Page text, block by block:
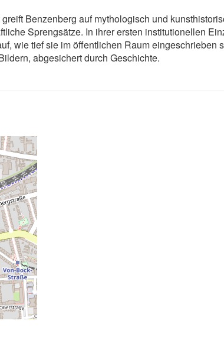
Benzenberg auf mythologisch und
Sprengsätze. In ihrer ersten institutionellen
wie tief sie im öffentlichen Raum eingeschrieben
abgesichert durch Geschichte.